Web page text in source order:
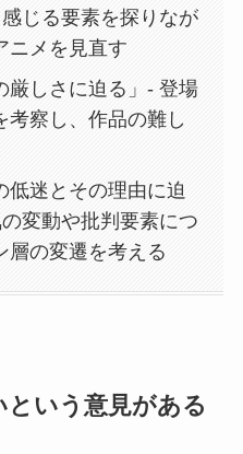
じる要素を探りなが
ニメを見直す
厳しさに迫る」- 登場
考察し、作品の難し
低迷とその理由に迫
変動や批判要素につ
層の変遷を考える
という意見がある